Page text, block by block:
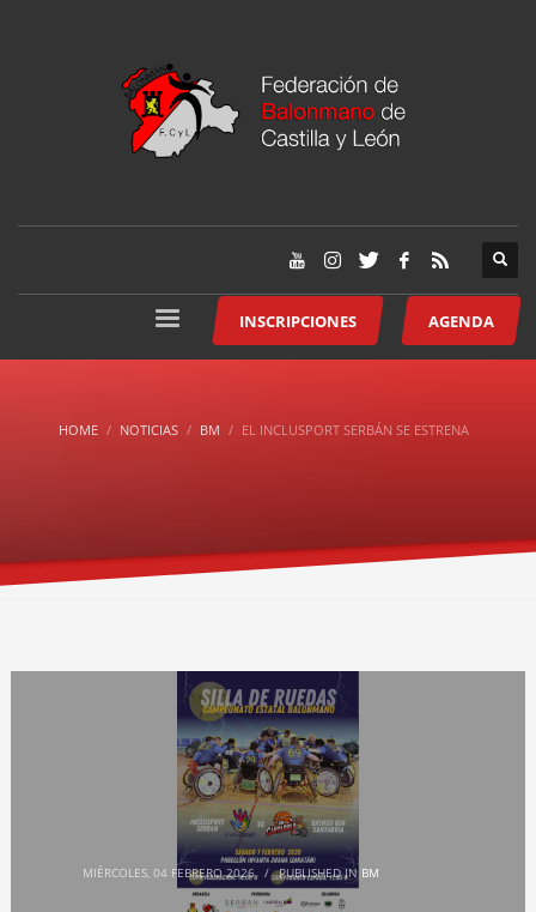
INSCRIPCIONES AGENDA
HOME NOTICIAS BM EL INCLUSPORT SERBÁN SE ESTRENA
MIÉRCOLES, 04 FEBRERO 2026 / PUBLISHED IN BM